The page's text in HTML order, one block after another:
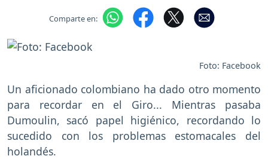
Comparte en:
Foto: Facebook
Un aficionado colombiano ha dado otro momento
para recordar en el Giro... Mientras pasaba
Dumoulin, sacó papel higiénico, recordando lo
sucedido con los problemas estomacales del
holandés.